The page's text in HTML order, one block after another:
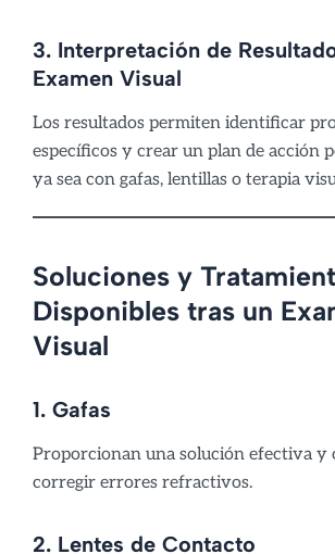
3. Interpretación de
Examen Visual
Los resultados permiten identificar
específicos y crear un plan de acción
ya sea con gafas, lentillas o terapia
Soluciones y
Disponibles tras un
Visual
1. Gafas
Proporcionan una solución efectiva y
corregir errores refractivos.
2. Lentes de Contacto